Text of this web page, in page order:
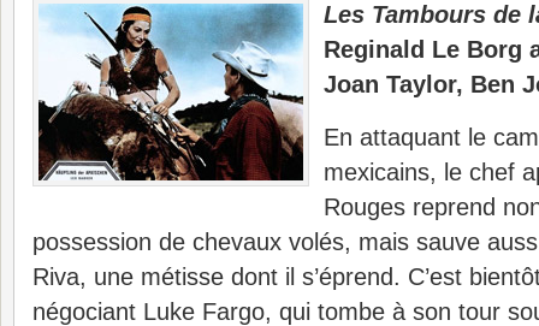
Les Tambours de
Reginald Le Borg
Joan Taylor, Ben
En attaquant le
mexicains, le chef
Rouges reprend
possession de chevaux volés, mais sauve
Riva, une métisse dont il s’éprend. C’est
négociant Luke Fargo, qui tombe à son tour